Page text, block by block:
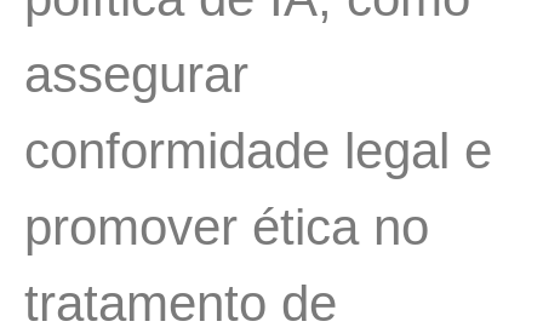
assegurar
conformidade legal e
promover ética no
tratamento de